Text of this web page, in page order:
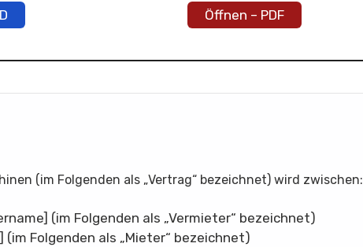
Öffnen – PDF
(im Folgenden als „Vertrag“ bezeichnet) wird zwischen:
(im Folgenden als „Vermieter“ bezeichnet)
(im Folgenden als „Mieter“ bezeichnet)